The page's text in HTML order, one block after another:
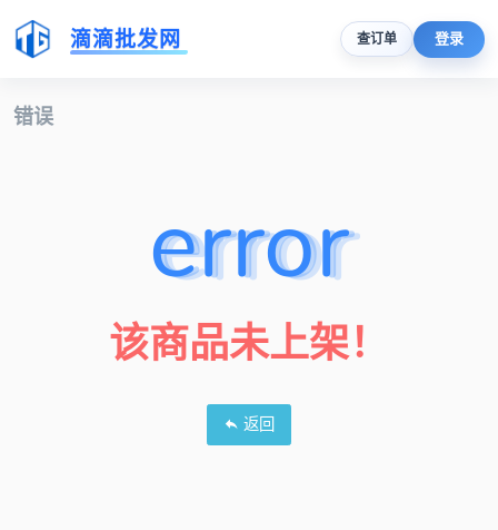
滴滴批发网 查订单 登录
错误
error
该商品未上架！
返回